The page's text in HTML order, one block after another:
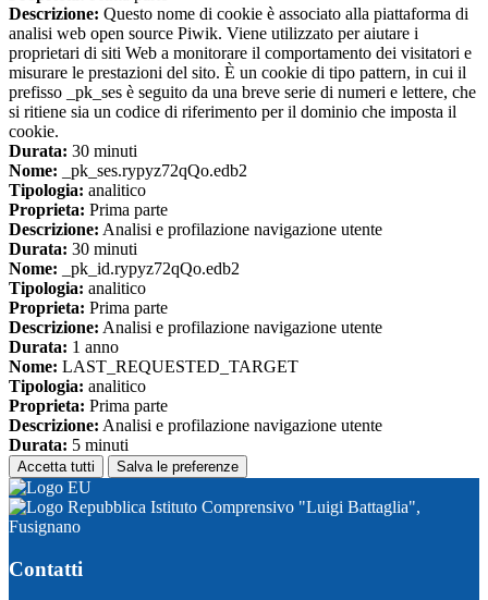
Descrizione: Questo nome di cookie è associato alla piattaforma di
analisi web open source Piwik. Viene utilizzato per aiutare i
proprietari di siti Web a monitorare il comportamento dei visitatori e
misurare le prestazioni del sito. È un cookie di tipo pattern, in cui il
prefisso _pk_ses è seguito da una breve serie di numeri e lettere, che
si ritiene sia un codice di riferimento per il dominio che imposta il
cookie.
Durata: 30 minuti
Nome: _pk_ses.rypyz72qQo.edb2
Tipologia: analitico
Proprieta: Prima parte
Descrizione: Analisi e profilazione navigazione utente
Durata: 30 minuti
Nome: _pk_id.rypyz72qQo.edb2
Tipologia: analitico
Proprieta: Prima parte
Descrizione: Analisi e profilazione navigazione utente
Durata: 1 anno
Nome: LAST_REQUESTED_TARGET
Tipologia: analitico
Proprieta: Prima parte
Descrizione: Analisi e profilazione navigazione utente
Durata: 5 minuti
Accetta tutti Salva le preferenze
Istituto Comprensivo "Luigi Battaglia",
Fusignano
Contatti